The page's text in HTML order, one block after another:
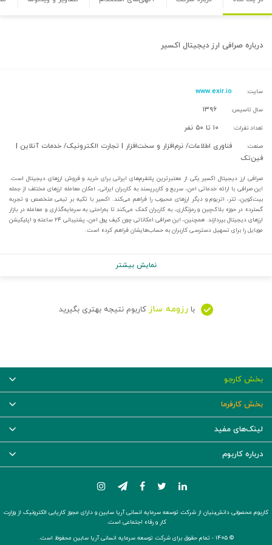
درباره صرافی ارز دیجیتال اکسیر
سایت: www.exir.io
سال تاسیس: ۱۳۹۶
تعداد نفرات: ۱۰ تا ۵۰ نفر
صنعت:
فناوری اطلاعات/ نرم‌افزار و سخت‌افزار | تجارت الکترونیک/ خدمات آنلاین |
فین‌تک
صرافی ارز دیجیتال اکسیر یکی از معتبرترین پلتفرم‌های ایرانی برای خرید و فروش ارزهای دیجیتال است.
این صرافی با ارائه خدماتی امن، سریع و کاربرپسند به کاربران ایرانی، امکان معامله ارزهای مختلف از جمله
بیت‌کوین، تتر، اتریوم و دیگر ارزهای محبوب را فراهم می‌کند. اکسیر با تکیه بر تیمی متخصص و تجربه
گسترده در حوزه بلاک‌چین و رمزنگاری، به کاربران کمک می‌کند تا به‌راحتی به سرمایه‌گذاری و معامله در بازار
ارزهای دیجیتال بپردازند. همچنین، این صرافی امکاناتی چون کیف پول امن، پشتیبانی ۲۴ ساعته و اپلیکیشن
موبایل را برای تسهیل دسترسی کاربران به حساب‌هایشان فراهم کرده است.
نمایش بیشتر
با رزومه ساز کاربوم نتیجه بهتری بگیرید
بخش کارجو
بخش کارفرما
لینک‌های مفید
درباره کاربوم
کاربوم محصولی دانش‌بنیان از شرکت توسعه سرمایه انسانی آریا سابین و دارای مجوز کاریابی الکترونیک از وزارت
کار و رفاه اجتماعی است.
© ۱۴۰۵ -
تمام حقوق برای شرکت توسعه سرمایه انسانی آریا سابین محفوظ است.